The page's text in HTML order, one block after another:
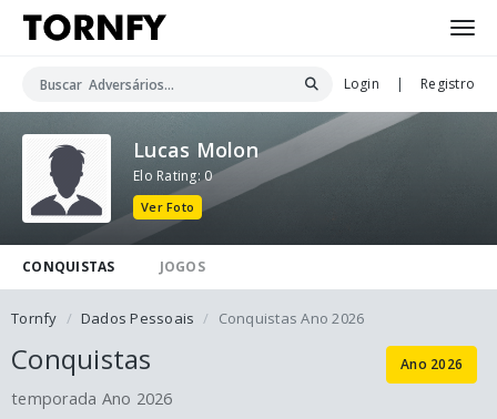
Login | Registro
Lucas Molon
Elo Rating: 0
Ver Foto
CONQUISTAS JOGOS
Tornfy Dados Pessoais Conquistas Ano 2026
Conquistas
temporada Ano 2026
Ano 2026